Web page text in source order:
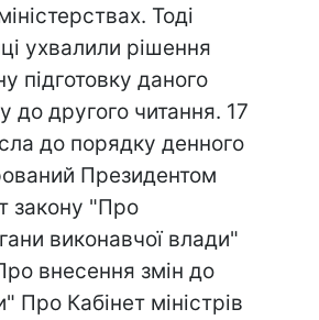
Тоді
ухвалили рішення
підготовку даного
до другого читання. 17
до порядку денного
Президентом
закону "Про
виконавчої влади"
внесення змін до
Про Кабінет міністрів